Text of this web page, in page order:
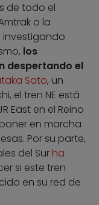
de todo el
o la
investigando
los
despertando el
Sato, un
el tren NE está
East en el Reino
en marcha
Por su parte,
del Sur ha
si este tren
en su red de